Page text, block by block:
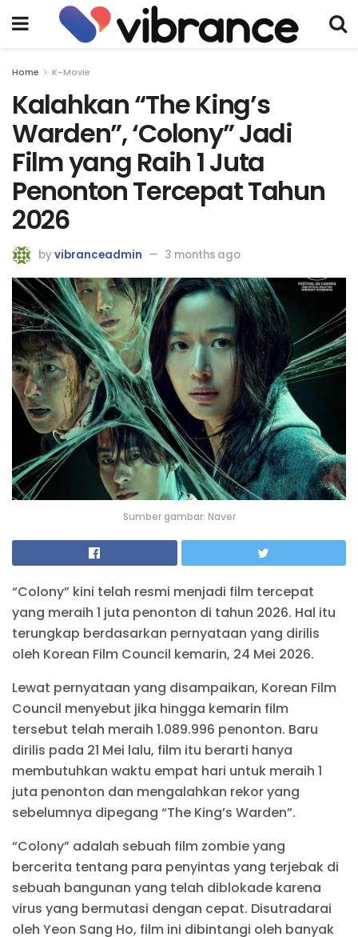
Home K-Movie
Kalahkan “The King’s
Warden”, ‘Colony” Jadi
Film yang Raih 1 Juta
Penonton Tercepat Tahun
2026
byvibranceadmin 3 months ago
Sumber gambar: Naver
“Colony” kini telah resmi menjadi film tercepat
yang meraih 1 juta penonton di tahun 2026. Hal itu
terungkap berdasarkan pernyataan yang dirilis
oleh Korean Film Council kemarin, 24 Mei 2026.
Lewat pernyataan yang disampaikan, Korean Film
Council menyebut jika hingga kemarin film
tersebut telah meraih 1.089.996 penonton. Baru
dirilis pada 21 Mei lalu, film itu berarti hanya
membutuhkan waktu empat hari untuk meraih 1
juta penonton dan mengalahkan rekor yang
sebelumnya dipegang “The King’s Warden”.
“Colony” adalah sebuah film zombie yang
bercerita tentang para penyintas yang terjebak di
sebuah bangunan yang telah diblokade karena
virus yang bermutasi dengan cepat. Disutradarai
oleh Yeon Sang Ho, film ini dibintangi oleh banyak